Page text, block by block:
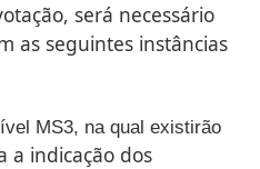
será necessário
as seguintes instâncias
MS3, na qual existirão
a indicação dos